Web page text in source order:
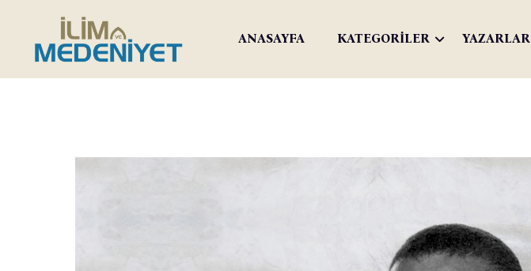
ANASAYFA KATEGORİLER YAZARLAR